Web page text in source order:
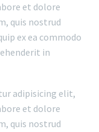
et dolore
quis nostrud
ex ea commodo
in
adipisicing elit,
et dolore
quis nostrud